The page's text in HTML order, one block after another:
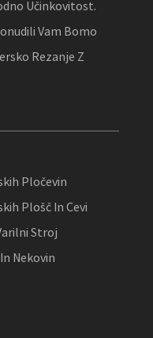
Učinkovitost.
Vam Bomo
Rezanje Z
Pločevin
Plošč In Cevi
Stroj
Nekovin